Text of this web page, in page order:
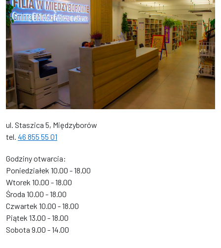
ul. Staszica 5, Międzyborów
tel. 46 855 55 01
Godziny otwarcia:
Poniedziałek 10.00 - 18.00
Wtorek 10.00 - 18.00
Środa 10.00 - 18.00
Czwartek 10.00 - 18.00
Piątek 13.00 - 18.00
Sobota 9.00 - 14.00